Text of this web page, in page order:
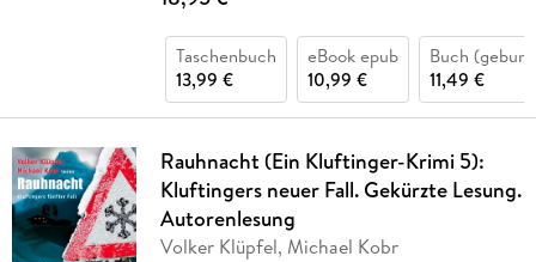
Taschenbuch
13,99 €
eBook epub
10,99 €
Buch
11,49 €
Rauhnacht (Ein Kluftinger-Krimi 5):
Kluftingers neuer Fall. Gekürzte Lesung.
Autorenlesung
Volker Klüpfel, Michael Kobr